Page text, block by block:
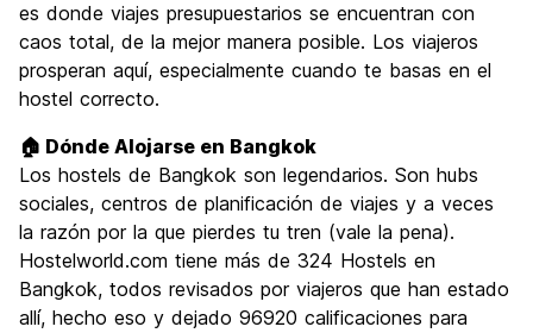
es donde viajes presupuestarios se encuentran con
caos total, de la mejor manera posible. Los viajeros
prosperan aquí, especialmente cuando te basas en el
hostel correcto.
🏠 Dónde Alojarse en Bangkok
Los hostels de Bangkok son legendarios. Son hubs
sociales, centros de planificación de viajes y a veces
la razón por la que pierdes tu tren (vale la pena).
Hostelworld.com tiene más de 324 Hostels en
Bangkok, todos revisados por viajeros que han estado
allí, hecho eso y dejado 96920 calificaciones para